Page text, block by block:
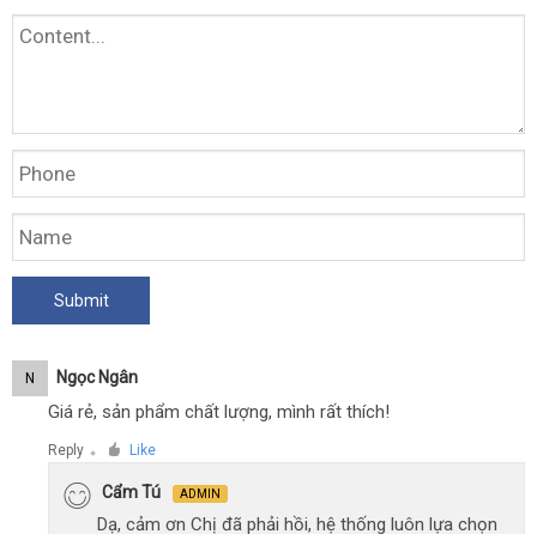
N Ngọc Ngân
Giá rẻ, sản phẩm chất lượng, mình rất thích!
Reply ● Like
Cẩm Tú ADMIN
Dạ, cảm ơn Chị đã phải hồi, hệ thống luôn lựa chọn